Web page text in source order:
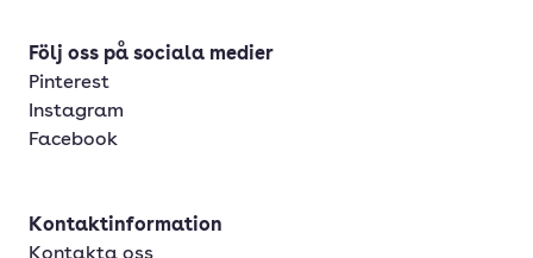
Följ oss på sociala medier
Pinterest
Instagram
Facebook
Kontaktinformation